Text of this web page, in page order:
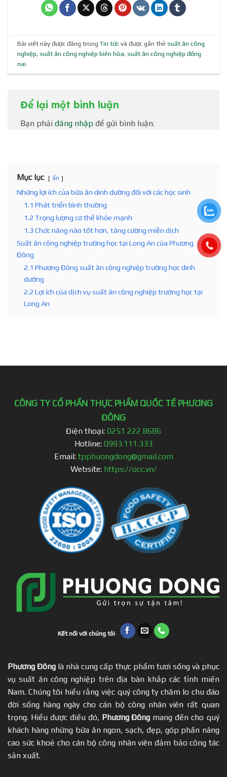
Mục lục ẩn
Những lợi ích của bữa ăn dinh dưỡng đối với các học sinh
1.1 Phát triển bình thường
1.2 Trọng lượng cơ thể khỏe mạnh
1.3 Chức năng não tốt hơn, tăng cường miễn dịch
Suất ăn công nghiệp trường học tại Long An của Phương
Đông
2.1 Phương Đông suất ăn công nghiệp trường học dinh
dưỡng
2.2 Lợi ích của dịch vụ suất ăn công nghiệp trường học tại
Long An
Bài viết này được đăng trongTin tức và được gắn thẻsuất ăn công
nghiệp,suất ăn công nghiệp biên hòa,suất ăn công nghiệp đồng
nai.
Để lại một bình luận
Bạn phải đăng nhập để gửi bình luận.
CÔNG TY CỔ PHẦN THỰC PHẨM QUỐC TẾ PHƯƠNG
ĐÔNG
Điện thoại: 0251 222 8686
Hotline: 0993.111.333
Email: tpphuongdong@gmail.com
Website: https://occ.vn/
Kết nối với chúng tôi
Phương Đông là nhà cung cấp thực phẩm tươi sống và phục
vụ suất ăn công nghiệp trên địa bàn khắp các tỉnh miền
Nam. Chúng tôi hiểu rằng việc quý công ty chăm lo chu đáo
đời sống hàng ngày cho cán bộ công nhân viên rất quan
trọng. Hiểu được điều đó, Phương Đông mang đến cho quý
khách hàng những bữa ăn ngon, sạch, đẹp, góp phần nâng
cao sức khoẻ cho cán bộ công nhân viên đảm bảo công tác
sản xuất.